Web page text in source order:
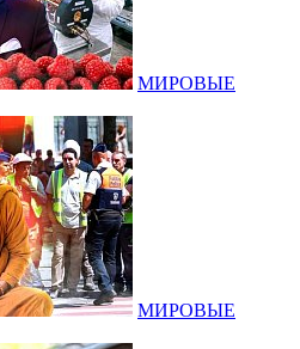
МИРОВЫЕ
МИРОВЫЕ